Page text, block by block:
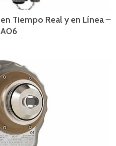
Tiempo Real y en Línea –